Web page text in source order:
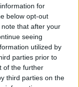
for
below opt-out
that after your
seeing
utilized by
parties prior to
of the further
third parties on the
adottati a
di